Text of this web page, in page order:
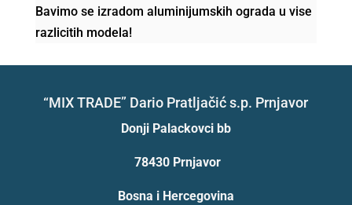
Bavimo se izradom aluminijumskih ograda u vise
razlicitih modela!
“MIX TRADE” Dario Pratljačić s.p. Prnjavor
Donji Palackovci bb
78430 Prnjavor
Bosna i Hercegovina